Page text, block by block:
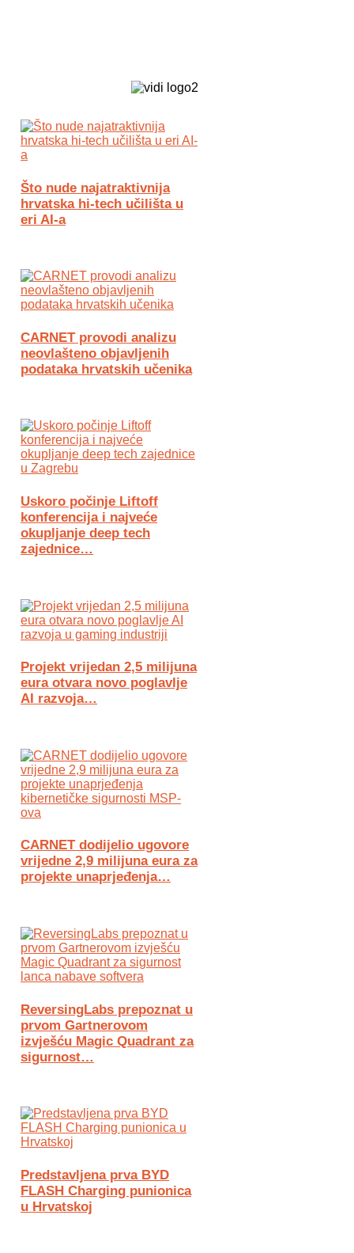
Što nude najatraktivnija
hrvatska hi-tech učilišta u
eri AI-a
CARNET provodi analizu
neovlašteno objavljenih
podataka hrvatskih učenika
Uskoro počinje Liftoff
konferencija i najveće
okupljanje deep tech
zajednice…
Projekt vrijedan 2,5 milijuna
eura otvara novo poglavlje
AI razvoja…
CARNET dodijelio ugovore
vrijedne 2,9 milijuna eura za
projekte unaprjeđenja…
ReversingLabs prepoznat u
prvom Gartnerovom
izvješću Magic Quadrant za
sigurnost…
Predstavljena prva BYD
FLASH Charging punionica
u Hrvatskoj